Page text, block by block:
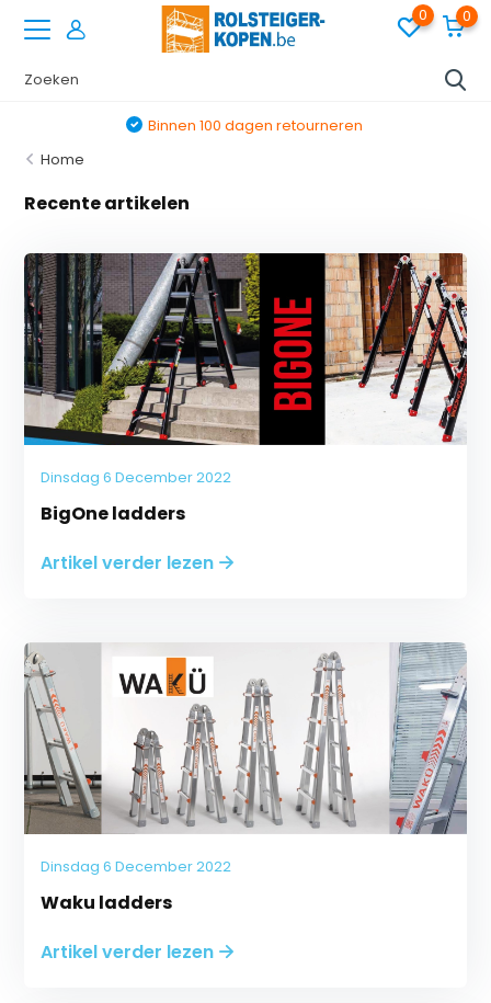
0 0
Binnen 100 dagen retourneren
Home
Recente artikelen
Dinsdag 6 December 2022
BigOne ladders
Artikel verder lezen
Dinsdag 6 December 2022
Waku ladders
Artikel verder lezen